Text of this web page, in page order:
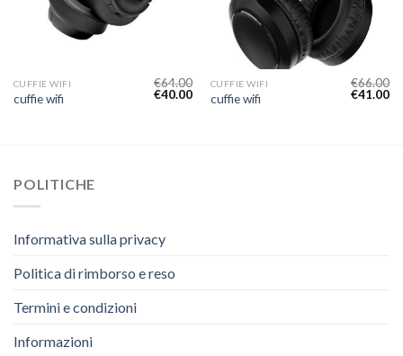
CUFFIE WIFI
cuffie wifi
€64.00
€40.00
CUFFIE WIFI
cuffie wifi
€66.00
€41.00
POLITICHE
Informativa sulla privacy
Politica di rimborso e reso
Termini e condizioni
Informazioni